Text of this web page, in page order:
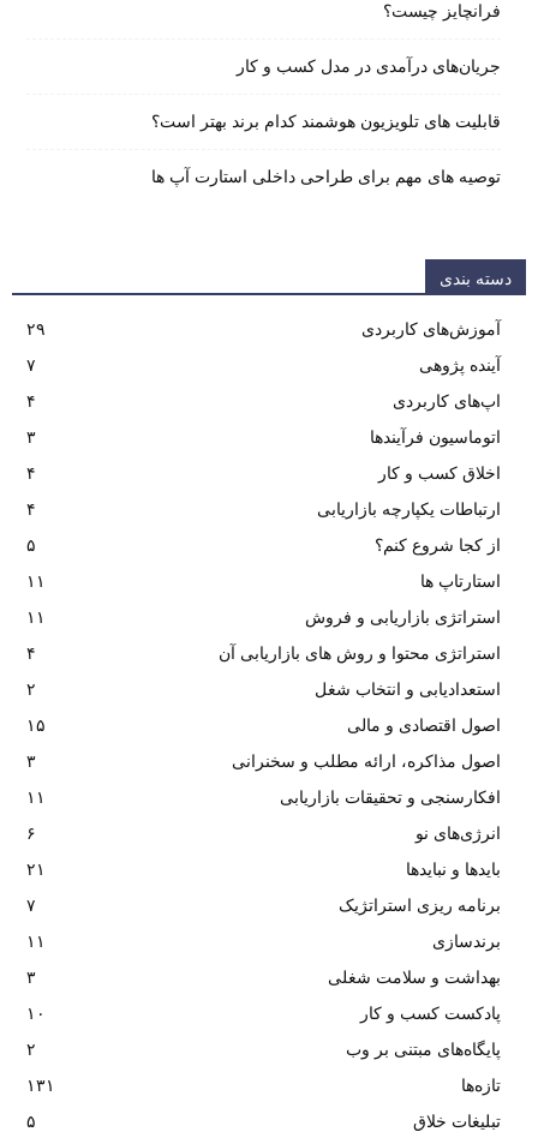
فرانچایز چیست؟
جریان‌های درآمدی در مدل کسب و کار
قابلیت های تلویزیون هوشمند کدام برند بهتر است؟
توصیه های مهم برای طراحی داخلی استارت آپ‌ ها
دسته بندی
آموزش‌های کاربردی
۲۹
آینده پژوهی
۷
اپ‌های کاربردی
۴
اتوماسیون فرآیندها
۳
اخلاق کسب و کار
۴
ارتباطات یکپارچه بازاریابی
۴
از کجا شروع کنم؟
۵
استارتاپ ها
۱۱
استراتژی بازاریابی و فروش
۱۱
استراتژی محتوا و روش های بازاریابی آن
۴
استعدادیابی و انتخاب شغل
۲
اصول اقتصادی و مالی
۱۵
اصول مذاکره، ارائه مطلب و سخنرانی
۳
افکارسنجی و تحقیقات بازاریابی
۱۱
انرژی‌های نو
۶
بایدها و نبایدها
۲۱
برنامه ریزی استراتژیک
۷
برندسازی
۱۱
بهداشت و سلامت شغلی
۳
پادکست کسب و کار
۱۰
پایگاه‌های مبتنی بر وب
۲
تازه‌ها
۱۳۱
تبلیغات خلاق
۵